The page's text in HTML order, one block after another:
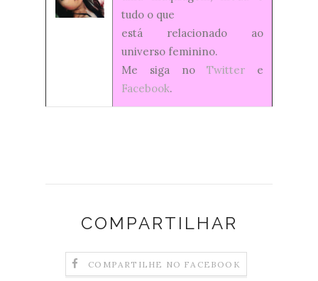
tudo o que
está relacionado ao
universo feminino.
Me siga noTwitter e
Facebook.
COMPARTILHAR
COMPARTILHE NO FACEBOOK